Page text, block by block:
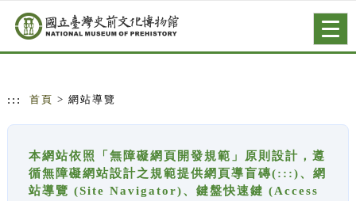
跳到主要內容
網站導覽
::: 首頁 > 網站導覽
本網站依照「無障礙網頁開發規範」原則設計，遵
循無障礙網站設計之規範提供網頁導盲磚(:::)、網
站導覽 (Site Navigator)、鍵盤快速鍵 (Access